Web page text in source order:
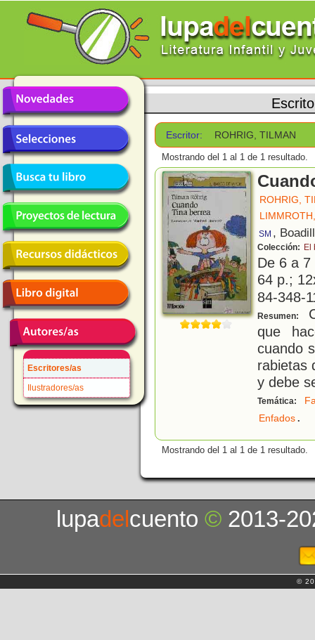
Escritores/as
Ilustradores/as
Escritor: ROHRIG, TILMAN
Mostrando del 1 al 1 de 1 resultado.
ROHRIG,
SM ,
Colección: El
De 6 a
64 p.;
84-348-
Resumen:
que
cuando
rabietas
y debe
Temática:
Enfados.
Mostrando del 1 al 1 de 1 resultado.
lupadelcuento© 2013-
©